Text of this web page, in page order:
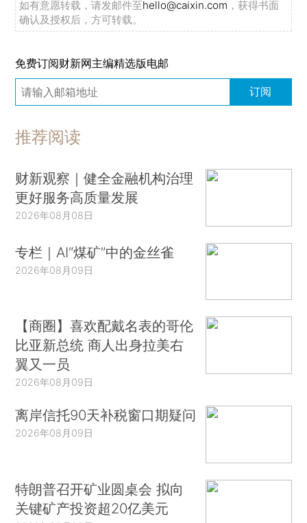
如有意愿转载，请发邮件至hello@caixin.com ，获得书面
确认及授权后，方可转载。
免费订阅财新网主编精选版电邮
订阅
推荐阅读
财新观察｜健全金融机构治理
更好服务高质量发展
2026年08月08日
专栏｜AI“煤矿”中的金丝雀
2026年08月09日
【商圈】喜欢配戴名表的哥伦
比亚新总统 商人出身拉美右
翼又一员
2026年08月09日
离岸信托90天补税窗口期疑问
2026年08月09日
特朗普召开矿业圆桌会 拟向
关键矿产投资超20亿美元